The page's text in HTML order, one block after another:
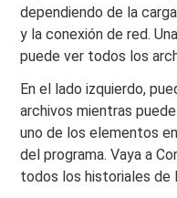
dependiendo de la
y la conexión de red.
puede ver todos los
En el lado izquierdo,
archivos mientras
uno de los elementos
del programa. Vaya a
todos los historiales de